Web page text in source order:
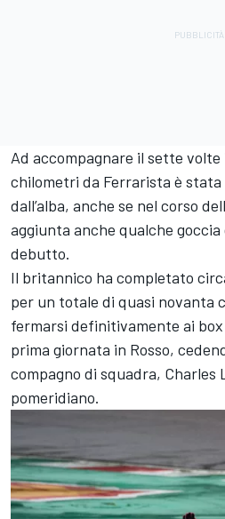
Ad accompagnare il sette
chilometri da Ferrarista è
dall’alba, anche se nel corso
aggiunta anche qualche goccia
debutto.
Il britannico ha completato
per un totale di quasi novanta
fermarsi definitivamente ai
prima giornata in Rosso,
compagno di squadra,
pomeridiano.